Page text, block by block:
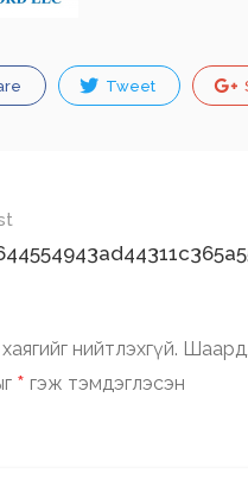
Tweet
нийтлэхгүй.
* гэж тэмдэглэсэн